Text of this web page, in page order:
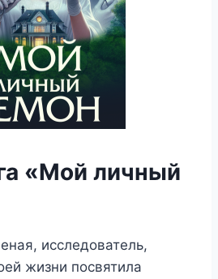
«Мой личный
исследователь,
жизни посвятила